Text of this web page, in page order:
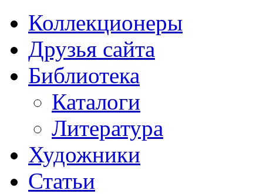
Коллекционеры
Друзья сайта
Библиотека
Каталоги
Литература
Художники
Статьи